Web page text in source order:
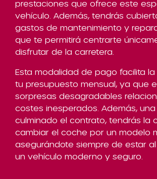
prestaciones que ofrece este
vehículo. Además, tendrás
gastos de mantenimiento y
que te permitirá centrarte
disfrutar de la carretera.
Esta modalidad de pago facilita
tu presupuesto mensual, ya que
sorpresas desagradables
costes inesperados. Además, una
culminado el contrato, tendrás la
cambiar el coche por un modelo
asegurándote siempre de estar
un vehículo moderno y seguro.